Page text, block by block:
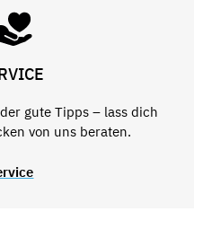
gute Tipps – lass dich
von uns beraten.